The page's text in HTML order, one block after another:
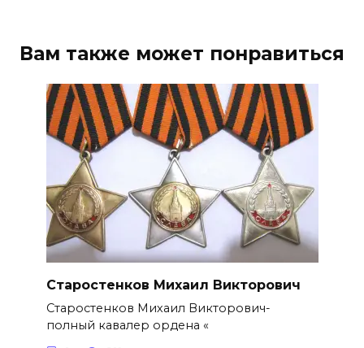
Вам также может понравиться
Старостенков Михаил Викторович
Старостенков Михаил Викторович-
полный кавалер ордена «